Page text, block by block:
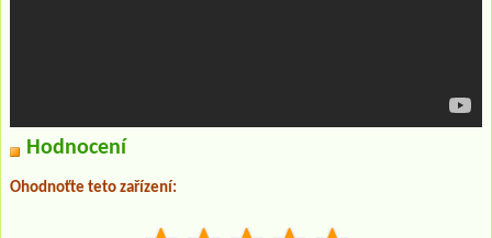
Hodnocení
Ohodnoťte teto zařízení: